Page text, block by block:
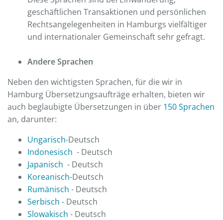
geschäftlichen Transaktionen und persönlichen
Rechtsangelegenheiten in Hamburgs vielfältiger
und internationaler Gemeinschaft sehr gefragt.
Andere Sprachen
Neben den wichtigsten Sprachen, für die wir in
Hamburg Übersetzungsaufträge erhalten, bieten wir
auch beglaubigte Übersetzungen in über 150 Sprachen
an, darunter:
Ungarisch-Deutsch
Indonesisch - Deutsch
Japanisch - Deutsch
Koreanisch-Deutsch
Rumänisch - Deutsch
Serbisch - Deutsch
Slowakisch - Deutsch